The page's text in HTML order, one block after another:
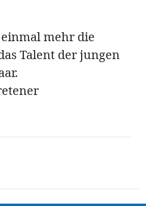
mehr die
Talent der jungen